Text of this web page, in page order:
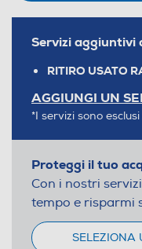
Servizi aggiuntivi
RITIRO USATO
AGGIUNGI UN
*I servizi sono
Proteggi il tuo
Con i nostri
tempo e risparmi
SELEZIONA